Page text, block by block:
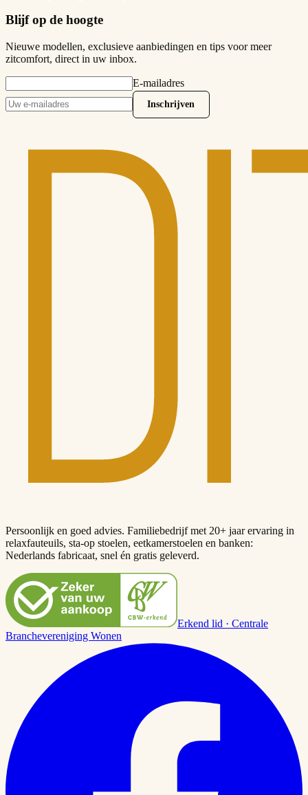
Blijf op de hoogte
Nieuwe modellen, exclusieve aanbiedingen en tips voor meer
zitcomfort, direct in uw inbox.
E-mailadres
Inschrijven
Persoonlijk en goed advies. Familiebedrijf met 20+ jaar ervaring in
relaxfauteuils, sta-op stoelen, eetkamerstoelen en banken:
Nederlands fabricaat, snel én gratis geleverd.
Erkend lid · Centrale
Branchevereniging Wonen